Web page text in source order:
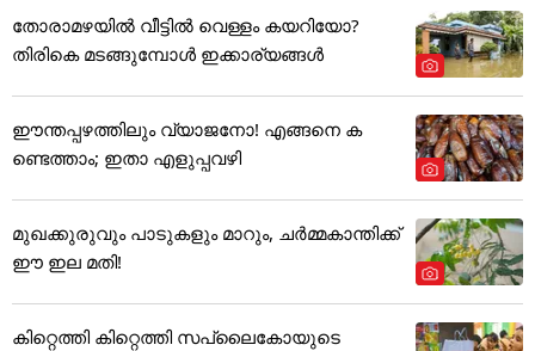
തോരാമഴയിൽ വീട്ടിൽ വെള്ളം കയറിയോ?
തിരികെ മടങ്ങുമ്പോൾ ഇക്കാര്യങ്ങൾ
ഈന്തപ്പഴത്തിലും വ്യാജനോ! എങ്ങനെ ക
ണ്ടെത്താം; ഇതാ എളുപ്പവഴി
മുഖക്കുരുവും പാടുകളും മാറും, ചർമ്മകാന്തിക്ക്
ഈ ഇല മതി!
കിറ്റെത്തി കിറ്റെത്തി സപ്ലൈകോയുടെ